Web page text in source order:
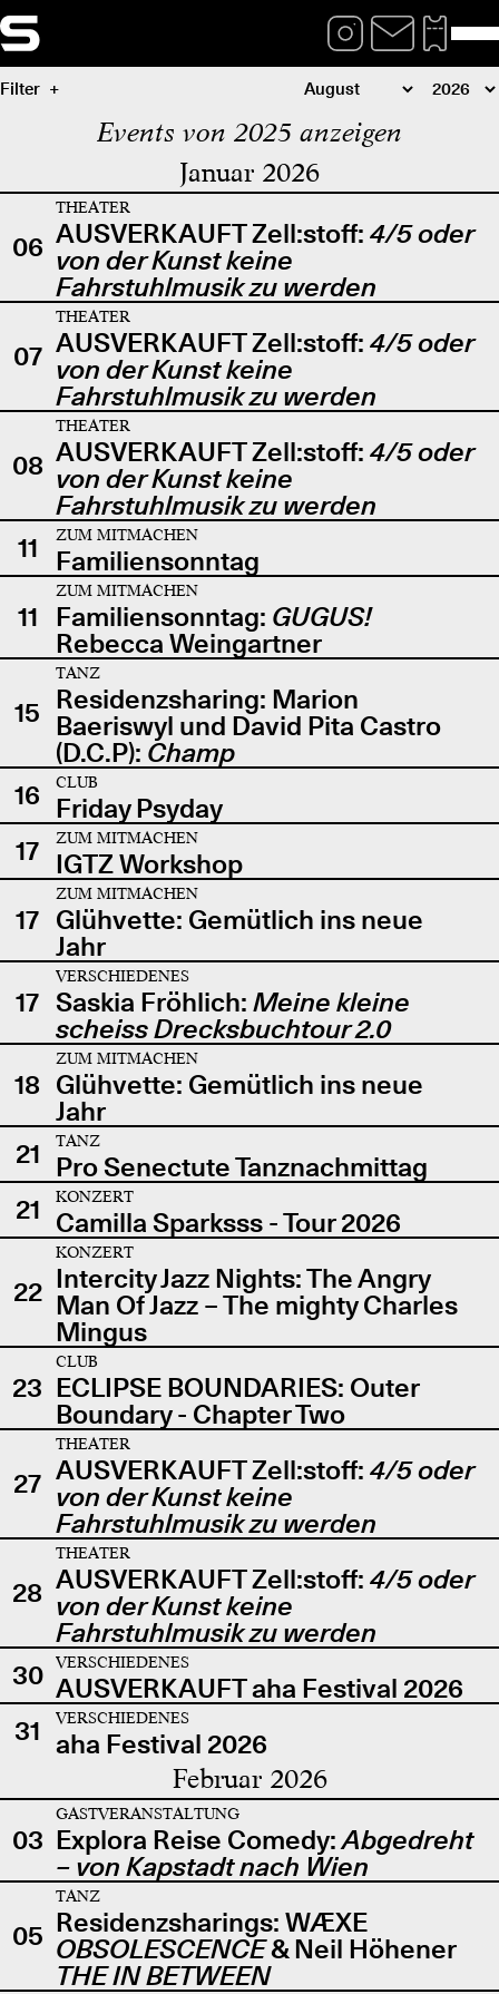
Filter
Events von 2025 anzeigen
Januar 2026
06
THEATER
AUSVERKAUFT Zell:stoff: 4/5 oder
von der Kunst keine
Fahrstuhlmusik zu werden
07
THEATER
AUSVERKAUFT Zell:stoff: 4/5 oder
von der Kunst keine
Fahrstuhlmusik zu werden
08
THEATER
AUSVERKAUFT Zell:stoff: 4/5 oder
von der Kunst keine
Fahrstuhlmusik zu werden
11
ZUM MITMACHEN
Familiensonntag
11
ZUM MITMACHEN
Familiensonntag: GUGUS!
Rebecca Weingartner
15
TANZ
Residenzsharing: Marion
Baeriswyl und David Pita Castro
(D.C.P): Champ
16
CLUB
Friday Psyday
17
ZUM MITMACHEN
IGTZ Workshop
17
ZUM MITMACHEN
Glühvette: Gemütlich ins neue
Jahr
17
VERSCHIEDENES
Saskia Fröhlich: Meine kleine
scheiss Drecksbuchtour 2.0
18
ZUM MITMACHEN
Glühvette: Gemütlich ins neue
Jahr
21
TANZ
Pro Senectute Tanznachmittag
21
KONZERT
Camilla Sparksss - Tour 2026
22
KONZERT
Intercity Jazz Nights: The Angry
Man Of Jazz – The mighty Charles
Mingus
23
CLUB
ECLIPSE BOUNDARIES: Outer
Boundary - Chapter Two
27
THEATER
AUSVERKAUFT Zell:stoff: 4/5 oder
von der Kunst keine
Fahrstuhlmusik zu werden
28
THEATER
AUSVERKAUFT Zell:stoff: 4/5 oder
von der Kunst keine
Fahrstuhlmusik zu werden
30
VERSCHIEDENES
AUSVERKAUFT aha Festival 2026
31
VERSCHIEDENES
aha Festival 2026
Februar 2026
03
GASTVERANSTALTUNG
Explora Reise Comedy:Abgedreht
– von Kapstadt nach Wien
05
TANZ
Residenzsharings: WÆXE
OBSOLESCENCE& Neil Höhener
THE IN BETWEEN